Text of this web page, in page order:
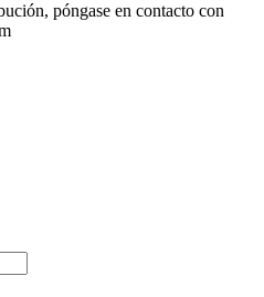
póngase en contacto con